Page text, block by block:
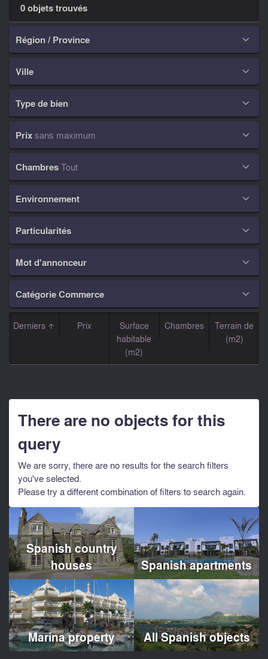
0 objets trouvés
Région / Province 
Ville 
Type de bien 
Prix sans maximum 
ChambresTout 
Environnement 
Particularités 
Mot d'annonceur 
Catégorie Commerce 
Derniers Prix
Surface
habitable
(m2)
Chambres
Terrain de
(m2)
There are no objects for this
query
We are sorry, there are no results for the search filters
you've selected.
Please try a different combination of filters to search again.
Spanish country
houses
Spanish apartments
Marina property All Spanish objects